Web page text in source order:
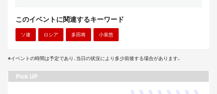
このイベントに関連するキーワード
ソ連 ロシア 多田将 小泉悠
※イベントの時間は予定であり、当日の状況により多少前後する場合があります。
Pick UP